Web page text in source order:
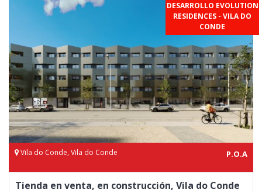
DESARROLLO EVOLUTION
RESIDENCES - VILA DO
CONDE
Vila do Conde, Vila do Conde P.O.A
Tienda en venta, en construcción, Vila do Conde